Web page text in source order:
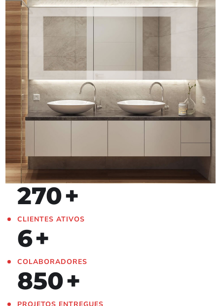
Magic Mirror
SITES
270+
CLIENTES ATIVOS
6+
COLABORADORES
850+
PROJETOS ENTREGUES